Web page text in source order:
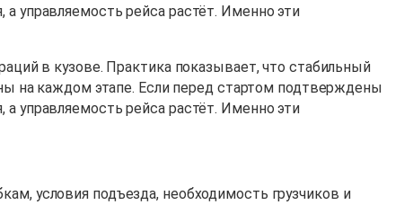
управляемость рейса растёт. Именно эти
в кузове. Практика показывает, что стабильный
на каждом этапе. Если перед стартом подтверждены
управляемость рейса растёт. Именно эти
условия подъезда, необходимость грузчиков и